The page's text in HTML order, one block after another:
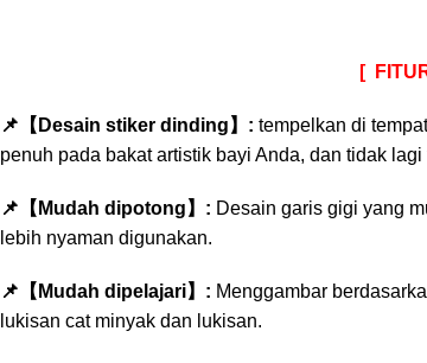
[
📌【Desain stiker dinding】: tempelkan di
penuh pada bakat artistik bayi Anda, dan tidak
📌 【Mudah dipotong】: Desain garis gigi yang
lebih nyaman digunakan.
📌 【Mudah dipelajari】: Menggambar
lukisan cat minyak dan lukisan.